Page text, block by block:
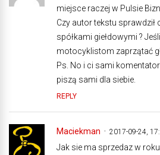
miejsce raczej w Pulsie
Czy autor tekstu
spółkami giełdowymi ?
motocyklistom zaprzątać
Ps. No i ci sami
piszą sami dla siebie.
REPLY
Maciekman 2017-09-24,
Jak sie ma sprzedaz w